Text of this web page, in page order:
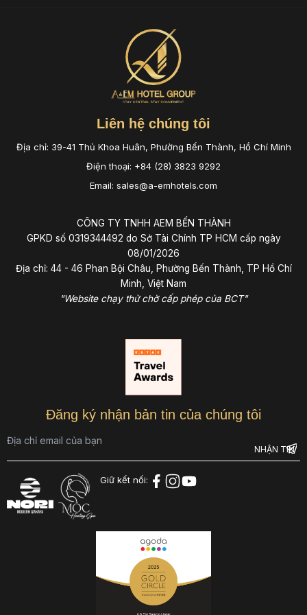
Liên hệ chúng tôi
Địa chỉ: 39-41 Thủ Khoa Huân, Phường Bến Thành, Hồ Chí Minh
Điện thoại: +84 (28) 3823 9292
Email: sales@a-emhotels.com
CÔNG TY TNHH AEM BẾN THÀNH
GPKD số 0319344492 do Sở Tài Chính TP HCM cấp ngày
08/01/2026
Địa chỉ: 44 - 46 Phan Bội Châu, Phường Bến Thành, TP Hồ Chí
Minh, Việt Nam
"Website chạy thử chờ cấp phép của BCT"
Đăng ký nhận bản tin của chúng tôi
Giữ kết nối: